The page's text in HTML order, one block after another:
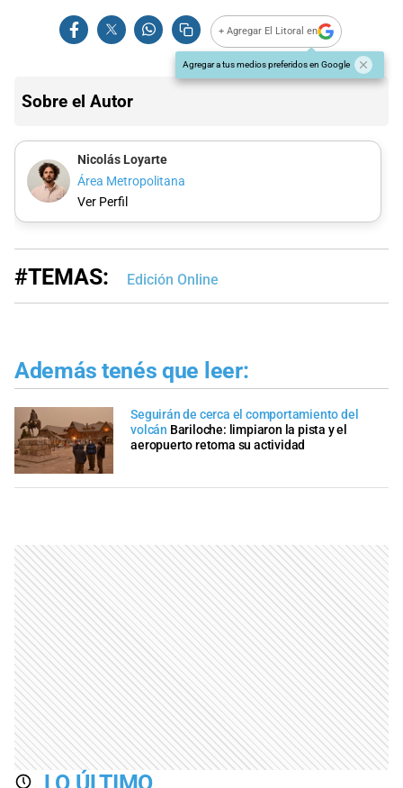
+ Agregar El Litoral en
Agregar a tus medios preferidos en Google
Sobre el Autor
Nicolás Loyarte
Área Metropolitana
Ver Perfil
#TEMAS: Edición Online
Además tenés que leer:
Seguirán de cerca el comportamiento del
volcán Bariloche: limpiaron la pista y el
aeropuerto retoma su actividad